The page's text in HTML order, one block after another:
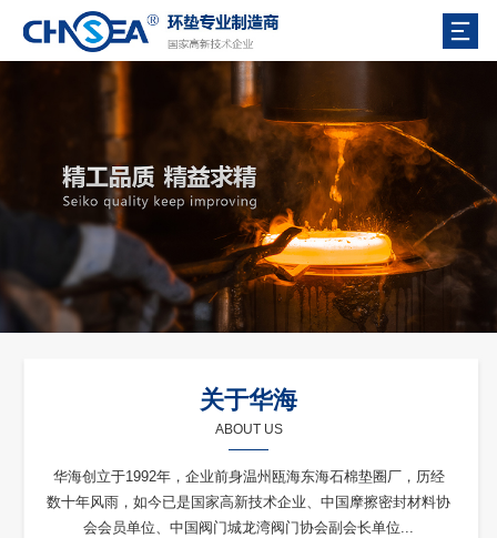
关于华海
ABOUT US
华海创立于1992年，企业前身温州瓯海东海石棉垫圈厂，历经
数十年风雨，如今已是国家高新技术企业、中国摩擦密封材料协
会会员单位、中国阀门城龙湾阀门协会副会长单位...